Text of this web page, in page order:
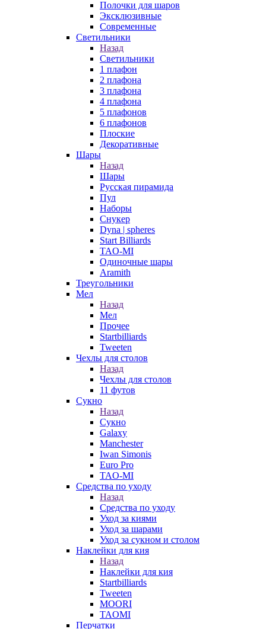
Полочки для шаров
Эксклюзивные
Современные
Светильники
Назад
Светильники
1 плафон
2 плафона
3 плафона
4 плафона
5 плафонов
6 плафонов
Плоские
Декоративные
Шары
Назад
Шары
Русская пирамида
Пул
Наборы
Снукер
Dyna | spheres
Start Billiards
TAO-MI
Одиночные шары
Aramith
Треугольники
Мел
Назад
Мел
Прочее
Startbilliards
Tweeten
Чехлы для столов
Назад
Чехлы для столов
11 футов
Сукно
Назад
Сукно
Galaxy
Manchester
Iwan Simonis
Euro Pro
TAO-MI
Средства по уходу
Назад
Средства по уходу
Уход за киями
Уход за шарами
Уход за сукном и столом
Наклейки для кия
Назад
Наклейки для кия
Startbilliards
Tweeten
MOORI
TAOMI
Перчатки